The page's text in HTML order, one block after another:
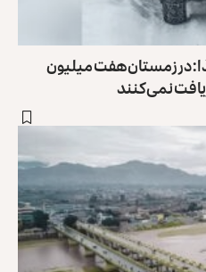
در زمستان هفت میلیون
نمی‌کنند